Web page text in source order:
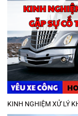
KINH NGHIỆM XỬ LÝ